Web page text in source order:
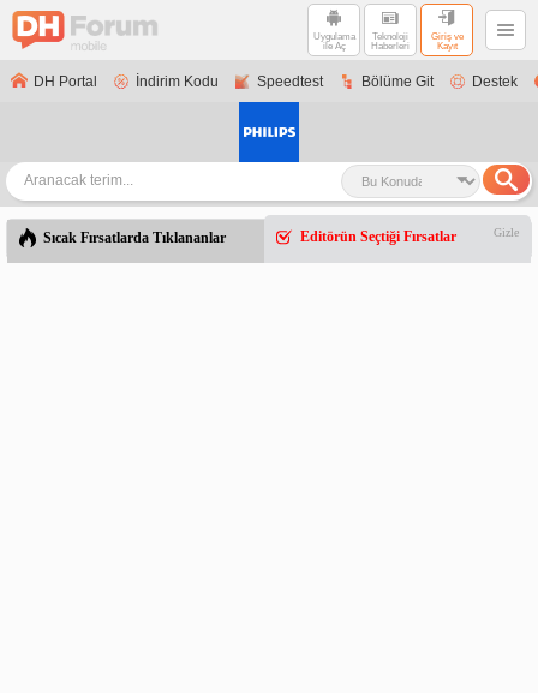
Uygulama
ile Aç
Teknoloji
Haberleri
Giriş ve
Kayıt
DH Portal İndirim Kodu Speedtest Bölüme Git Destek
Sıcak Fırsatlarda Tıklananlar Editörün Seçtiği Fırsatlar Gizle